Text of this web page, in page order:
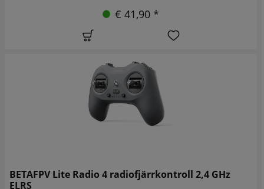
€ 41,90 *
BETAFPV Lite Radio 4 radiofjärrkontroll 2,4 GHz
ELRS